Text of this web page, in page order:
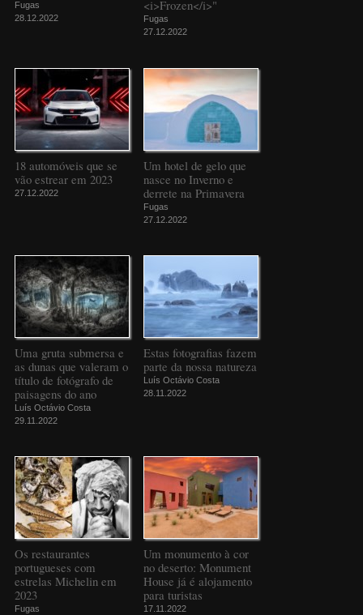
Fugas
28.12.2022
<i>Frozen</i>"
Fugas
27.12.2022
18 automóveis que se
vão estrear em 2023
27.12.2022
Um hotel de gelo que
nasce no Inverno e
derrete na Primavera
Fugas
27.12.2022
Uma gruta submersa e
as dunas que valeram o
título de fotógrafo de
paisagens do ano
Luís Octávio Costa
29.11.2022
Estas fotografias fazem
parte da nossa natureza
Luís Octávio Costa
28.11.2022
Os restaurantes
portugueses com
estrelas Michelin em
2023
Fugas
Um monumento à cor
no deserto: Monument
House já é alojamento
para turistas
17.11.2022